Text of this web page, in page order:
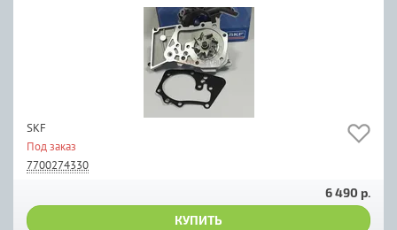
SKF
Под заказ
7700274330
6 490 р.
КУПИТЬ